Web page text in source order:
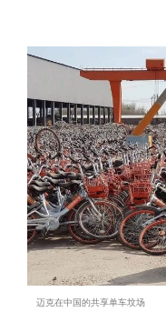
迈克在中国的共享单车坟场